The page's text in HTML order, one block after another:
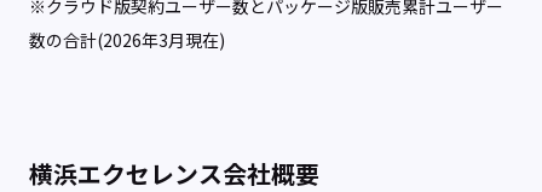
※クラウド版契約ユーザー数とパッケージ版販売累計ユーザー
数の合計(2026年3月現在)
横浜エクセレンス会社概要